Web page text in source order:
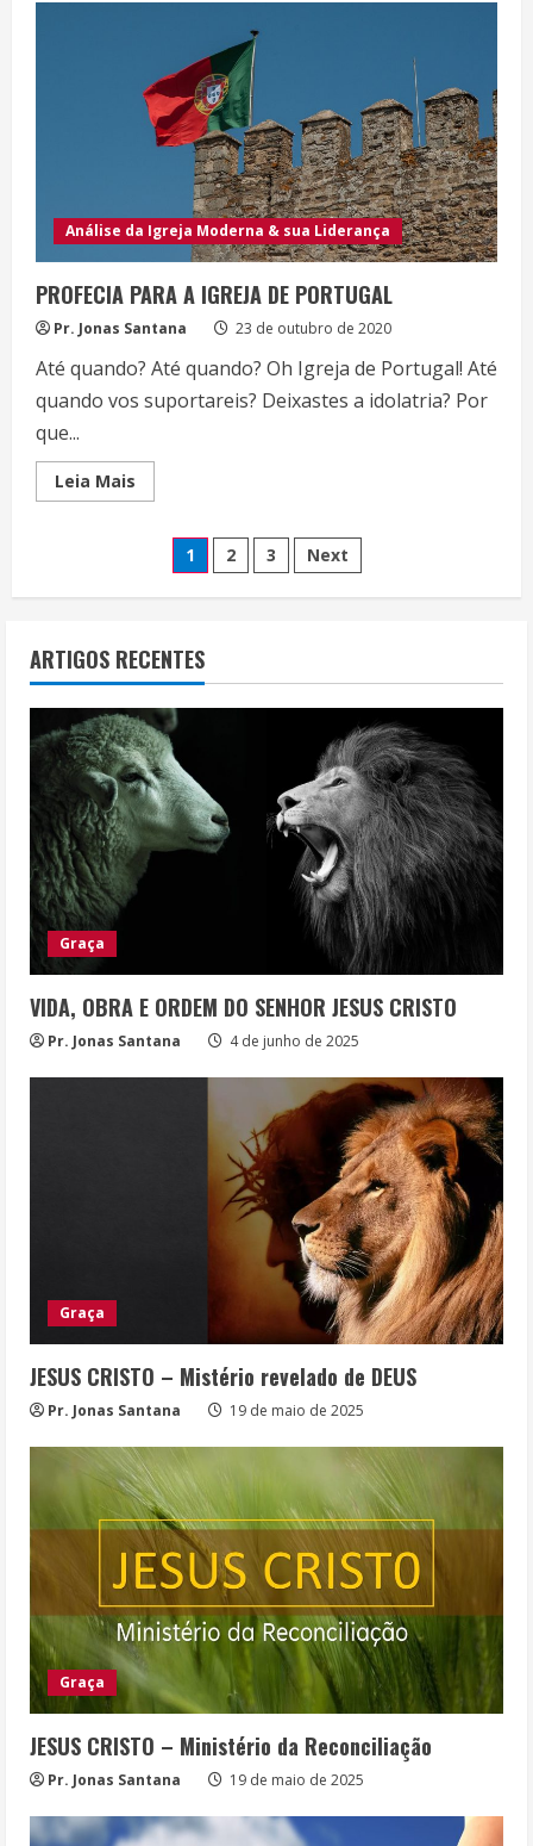
FALANDO
IGREJA
DE
LÍNGUA
PORTUGUESA?
Análise da Igreja Moderna & sua Liderança
PROFECIA PARA A IGREJA DE PORTUGAL
Pr. Jonas Santana 23 de outubro de 2020
Até quando? Até quando? Oh Igreja de Portugal! Até
quando vos suportareis? Deixastes a idolatria? Por
que...
Leia Mais
more
PARA
IGREJA
DE
Paginação
de
posts
1 2 3 Next
ARTIGOS RECENTES
Graça
VIDA, OBRA E ORDEM DO SENHOR JESUS CRISTO
Pr. Jonas Santana 4 de junho de 2025
Graça
JESUS CRISTO – Mistério revelado de DEUS
Pr. Jonas Santana 19 de maio de 2025
Graça
JESUS CRISTO – Ministério da Reconciliação
Pr. Jonas Santana 19 de maio de 2025